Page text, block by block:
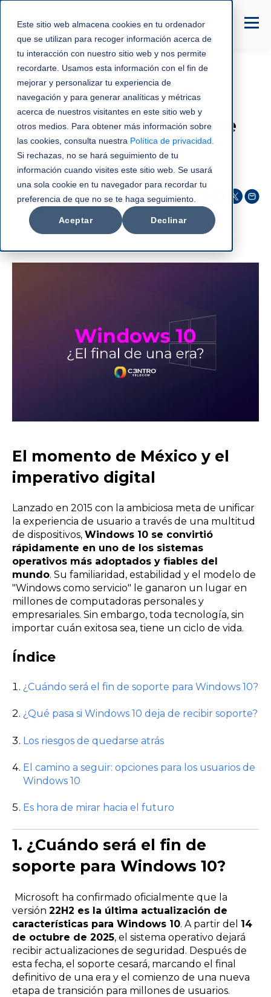
Este sitio web almacena cookies en tu ordenador
que se utilizan para recoger información acerca de
tu interacción con nuestro sitio web y nos permite
recordarte. Usamos esta información con el fin de
mejorar y personalizar tu experiencia de
navegación y para generar analíticas y métricas
acerca de nuestros visitantes en este sitio web y
otros medios. Para obtener más información sobre
las cookies, consulta nuestra Política de privacidad
Si rechazas, no se hará seguimiento de tu
información cuando visites este sitio web. Se usará
una sola cookie en tu navegador para recordar tu
preferencia de que no se te haga seguimiento.
Aceptar Declinar
Microsoft
Windows 10 ¿El final de
una era?
C3NTRO Telecom
oct 17, 2025
El momento de México y el
imperativo digital
Lanzado en 2015 con la ambiciosa meta de unificar
la experiencia de usuario a través de una multitud
de dispositivos, Windows 10 se convirtió
rápidamente en uno de los sistemas
operativos más adoptados y fiables del
mundo. Su familiaridad, estabilidad y el modelo de
"Windows como servicio" le ganaron un lugar en
millones de computadoras personales y
empresariales. Sin embargo, toda tecnología, sin
importar cuán exitosa sea, tiene un ciclo de vida.
Índice
¿Cuándo será el fin de soporte para Windows 10?
¿Qué pasa si Windows 10 deja de recibir soporte?
Los riesgos de quedarse atrás
El camino a seguir: opciones para los usuarios de
Windows 10
Es hora de mirar hacia el futuro
1. ¿Cuándo será el fin de
soporte para Windows 10?
Microsoft ha confirmado oficialmente que la
versión 22H2 es la última actualización de
características para Windows 10. A partir del 14
de octubre de 2025, el sistema operativo dejará
recibir actualizaciones de seguridad. Después de
esta fecha, el soporte cesará, marcando el final
definitivo de una era y el comienzo de una nueva
etapa de transición para millones de usuarios.